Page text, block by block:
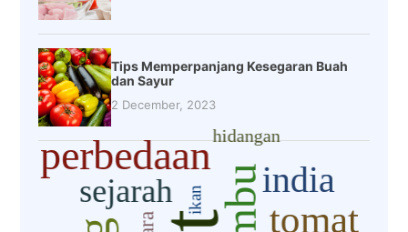
Tips Memperpanjang Kesegaran Buah
dan Sayur
2 December, 2023